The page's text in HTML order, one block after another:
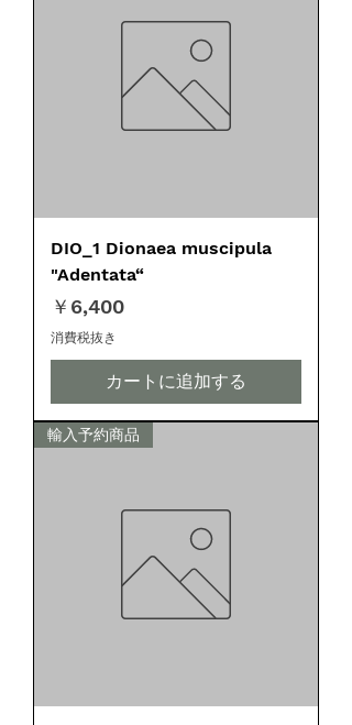
DIO_1 Dionaea muscipula
"Adentata“
価格
￥6,400
消費税抜き
カートに追加する
輸入予約商品